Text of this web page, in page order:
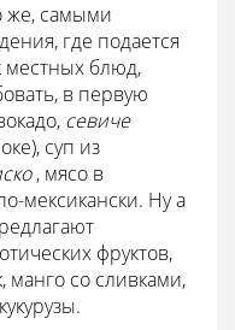
же, самыми
где подается
местных блюд,
в первую
севиче
суп из
, мясо в
мексикански. Ну а
фруктов,
со сливками,